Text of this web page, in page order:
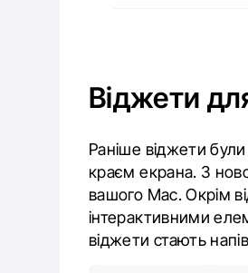
Віджети
Раніше віджети
краєм екрана. З
вашого Mac. Окрім
інтерактивними
віджети стають